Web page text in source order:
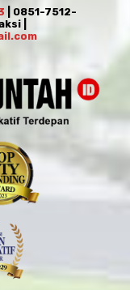
| 0851-7512-
|